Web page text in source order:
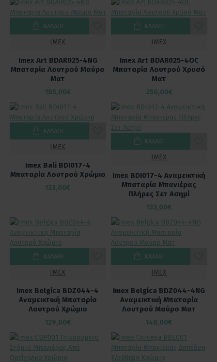
IMEX
Imex Art BDAR025-4NG
Μπαταρία Λουτρού Μαύρο
Ματ
185,00€
ΚΑΛΆΘΙ
IMEX
Imex Art BDAR025-4OC
Μπαταρία Λουτρού Χρυσό
Ματ
250,00€
ΚΑΛΆΘΙ
IMEX
Imex Bali BDI017-4
Μπαταρία Λουτρού Χρώμιο
133,00€
ΚΑΛΆΘΙ
IMEX
Imex BDI017-4 Αναμεικτική
Μπαταρία Μπανιέρας
Πλήρες Σετ Ασημί
133,00€
ΚΑΛΆΘΙ
IMEX
Imex Belgica BDZ044-4
Αναμεικτική Μπαταρία
Λουτρού Χρώμιο
129,00€
ΚΑΛΆΘΙ
IMEX
Imex Belgica BDZ044-4NG
Αναμεικτική Μπαταρία
Λουτρού Μαύρο Ματ
148,00€
ΚΑΛΆΘΙ